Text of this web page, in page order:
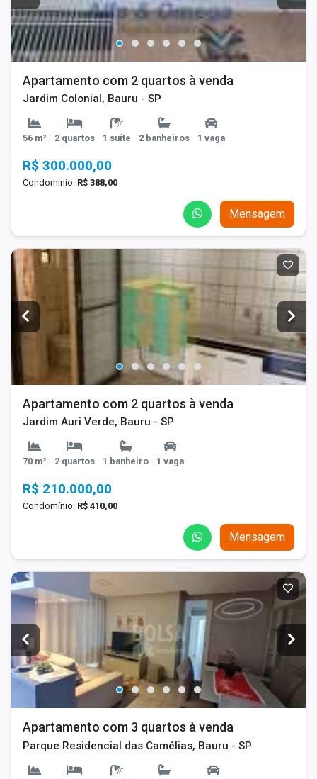
Apartamento com 2 quartos à venda
Jardim Colonial, Bauru - SP
56 m² 2 quartos 1 suíte 2 banheiros 1 vaga
R$ 300.000,00
Condomínio: R$ 388,00
Mensagem
Apartamento com 2 quartos à venda
Jardim Auri Verde, Bauru - SP
70 m² 2 quartos 1 banheiro 1 vaga
R$ 210.000,00
Condomínio: R$ 410,00
Mensagem
Apartamento com 3 quartos à venda
Parque Residencial das Camélias, Bauru - SP